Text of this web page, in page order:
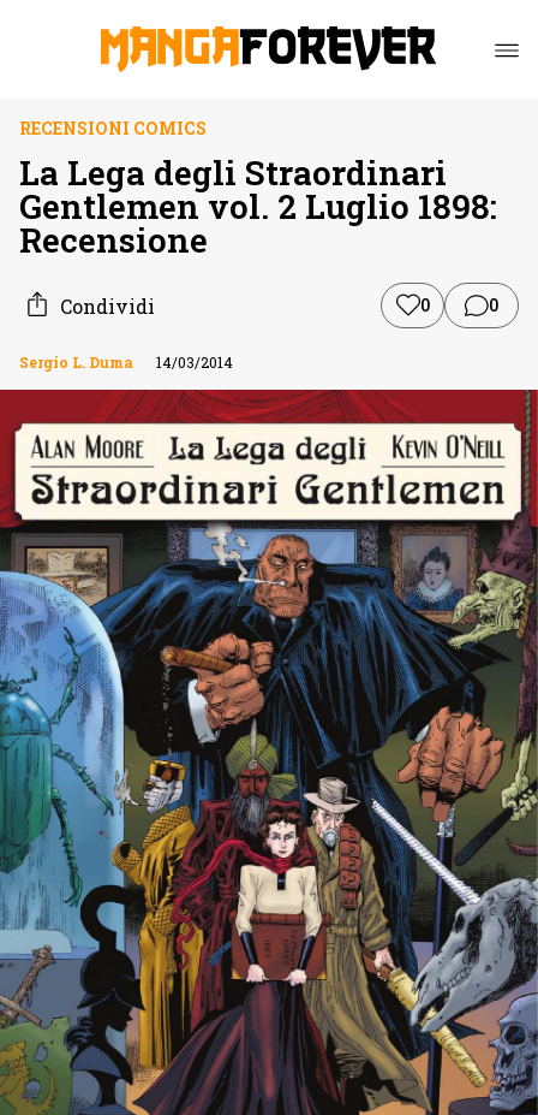
RECENSIONI COMICS
La Lega degli Straordinari
Gentlemen vol. 2 Luglio 1898:
Recensione
Condividi 0 0
Sergio L. Duma 14/03/2014